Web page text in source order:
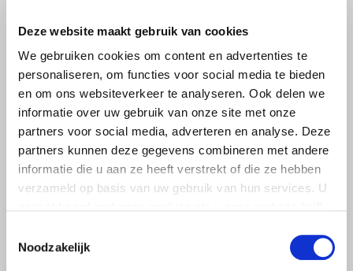
Deze website maakt gebruik van cookies
We gebruiken cookies om content en advertenties te
personaliseren, om functies voor social media te bieden
en om ons websiteverkeer te analyseren. Ook delen we
informatie over uw gebruik van onze site met onze
partners voor social media, adverteren en analyse. Deze
partners kunnen deze gegevens combineren met andere
informatie die u aan ze heeft verstrekt of die ze hebben
verzameld op basis van uw gebruik van hun services. U
Noodzakelijk
Kamerlid Goudzwaard (JA21)
bezoekt melkveehouderij in
Súdwest-Fryslân
LTO Nederland ontving gisteren Tweede Kamerlid
Maarten Goudzwaard (JA21) en beleidsmedewerker
Ronald Oenema op het melkveebedrijf van Jolmer de
Vries in It Heidenskip.